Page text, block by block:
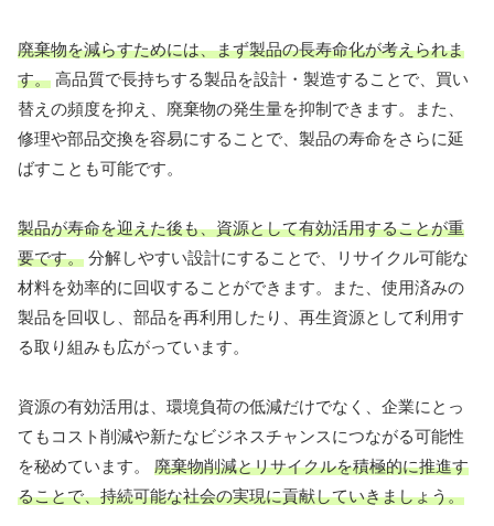
廃棄物を減らすためには、まず製品の長寿命化が考えられま
す。 高品質で長持ちする製品を設計・製造することで、買い
替えの頻度を抑え、廃棄物の発生量を抑制できます。また、
修理や部品交換を容易にすることで、製品の寿命をさらに延
ばすことも可能です。
製品が寿命を迎えた後も、資源として有効活用することが重
要です。 分解しやすい設計にすることで、リサイクル可能な
材料を効率的に回収することができます。また、使用済みの
製品を回収し、部品を再利用したり、再生資源として利用す
る取り組みも広がっています。
資源の有効活用は、環境負荷の低減だけでなく、企業にとっ
てもコスト削減や新たなビジネスチャンスにつながる可能性
を秘めています。 廃棄物削減とリサイクルを積極的に推進す
ることで、持続可能な社会の実現に貢献していきましょう。